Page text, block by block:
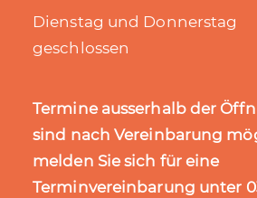
Dienstag und Donnerstag
geschlossen
Termine ausserhalb der
sind nach Vereinbarung
melden Sie sich für eine
Terminvereinbarung unter